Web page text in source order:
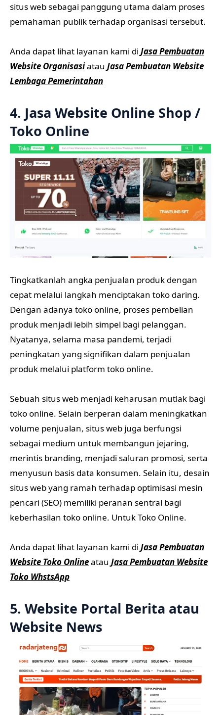
situs web sebagai panggung utama dalam proses
pemahaman publik terhadap organisasi tersebut.
Anda dapat lihat layanan kami di Jasa Pembuatan
Website Organisasiatau Jasa Pembuatan Website
Lembaga Pemerintahan
4. Jasa Website Online Shop /
Toko Online
Tingkatkanlah angka penjualan produk dengan
cepat melalui langkah menciptakan toko daring.
Dengan adanya toko online, proses pembelian
produk menjadi lebih simpel bagi pelanggan.
Nyatanya, selama masa pandemi, terjadi
peningkatan yang signifikan dalam penjualan
produk melalui platform toko online.
Sebuah situs web menjadi keharusan mutlak bagi
toko online. Selain berperan dalam meningkatkan
volume penjualan, situs web juga berfungsi
sebagai medium untuk membangun jejaring,
merintis branding, menjadi saluran promosi, serta
menyusun basis data konsumen. Selain itu, desain
situs web yang ramah terhadap optimisasi mesin
pencari (SEO) memiliki peranan sentral bagi
keberhasilan toko online. Untuk Toko Online.
Anda dapat lihat layanan kami di Jasa Pembuatan
Website Toko Onlineatau Jasa Pembuatan Website
Toko WhstsApp
5. Website Portal Berita atau
Website News